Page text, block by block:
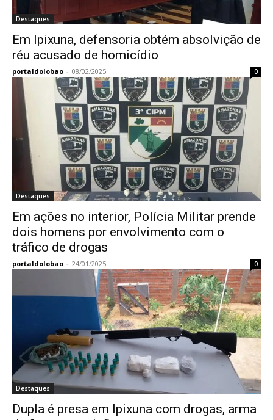
Destaques
Em Ipixuna, defensoria obtém absolvição de
réu acusado de homicídio
portaldolobao - 08/02/2025 0
Destaques
Em ações no interior, Polícia Militar prende
dois homens por envolvimento com o
tráfico de drogas
portaldolobao - 24/01/2025 0
Destaques
Dupla é presa em Ipixuna com drogas, arma